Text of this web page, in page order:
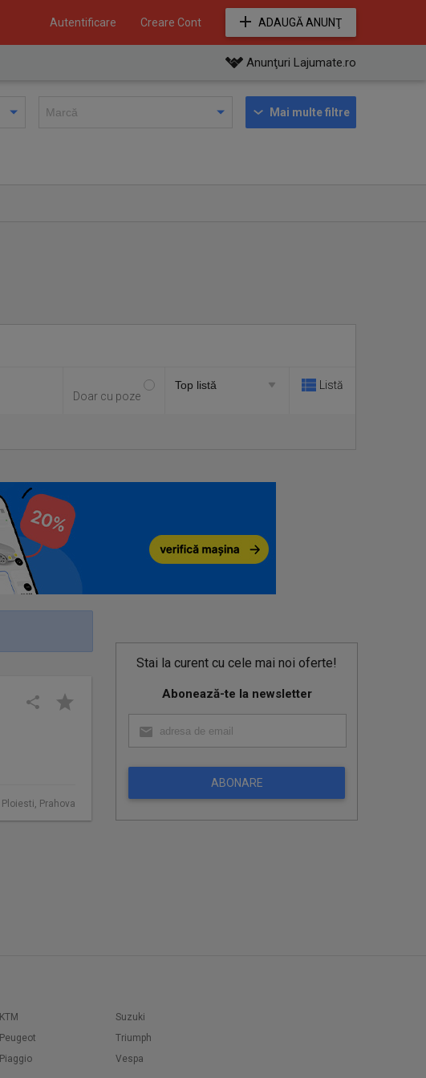
Autentificare Creare Cont ADAUGĂ ANUNŢ
Anunţuri Lajumate.ro
Mai multe filtre
Doar cu poze
Listă
Stai la curent cu cele mai noi oferte!
Abonează-te la newsletter
ABONARE
Ploiesti, Prahova
KTM
Peugeot
Piaggio
Suzuki
Triumph
Vespa